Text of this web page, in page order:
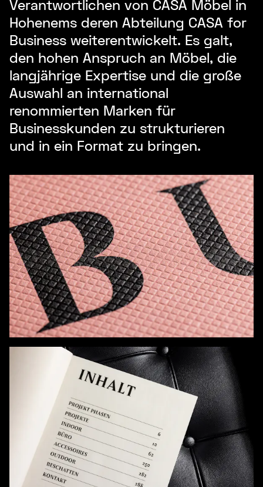
Verantwortlichen von CASA Möbel in
Hohenems deren Abteilung CASA for
Business weiterentwickelt. Es galt,
den hohen Anspruch an Möbel, die
langjährige Expertise und die große
Auswahl an international
renommierten Marken für
Businesskunden zu strukturieren
und in ein Format zu bringen.